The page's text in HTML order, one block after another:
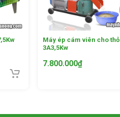
tế sẽ thấp đi.
Máy ép cám viên cho thỏ
3A3,5Kw
7.800.000₫